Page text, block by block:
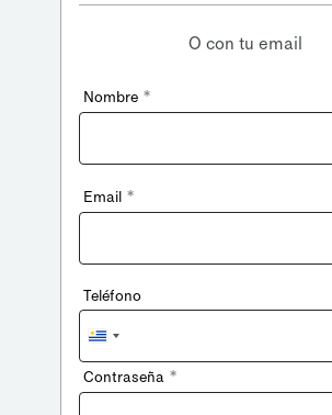
O con tu email
Nombre *
Email *
Teléfono
Uruguay
+598
Contraseña *